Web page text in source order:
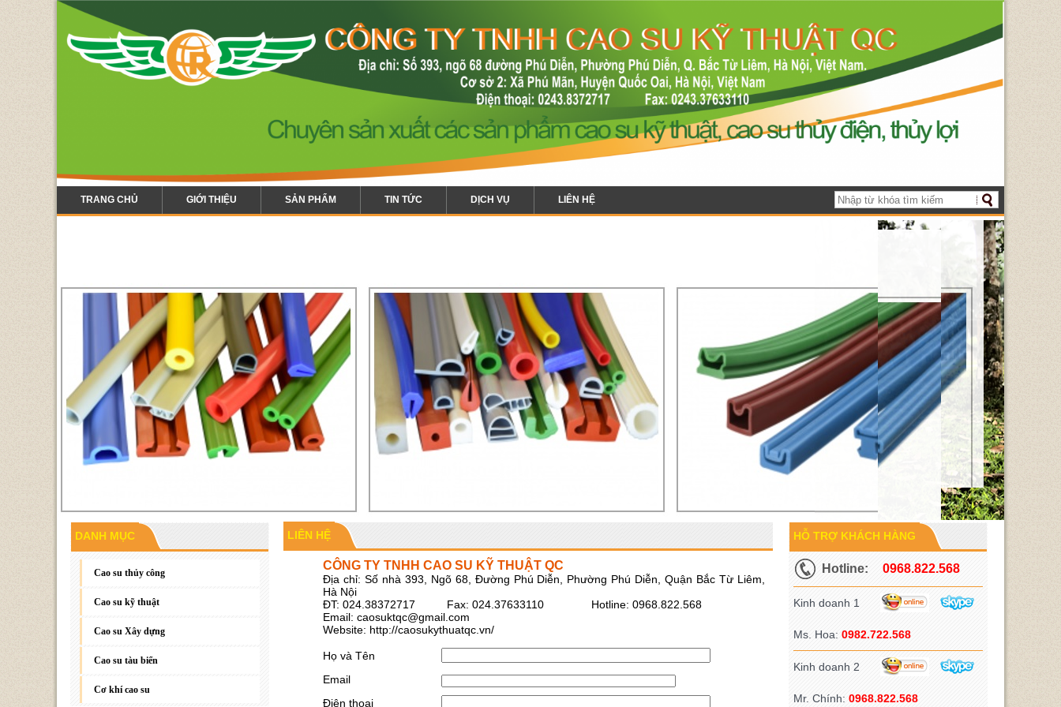
TRANG CHỦ GIỚI THIỆU SẢN PHẨM TIN TỨC DỊCH VỤ LIÊN HỆ
DANH MỤC
Cao su thủy công
Cao su kỹ thuật
Cao su Xây dựng
Cao su tàu biển
Cơ khí cao su
Gioăng đáy, gioăng phẳng
LIÊN HỆ
CÔNG TY TNHH CAO SU KỸ THUẬT QC
Địa chỉ: Số nhà 393, Ngõ 68, Đường Phú Diễn, Phường Phú Diễn, Quận Bắc Từ Liêm,
Hà Nội
ĐT: 024.38372717 Fax: 024.37633110 Hotline: 0968.822.568
Email: caosuktqc@gmail.com
Website: http://caosukythuatqc.vn/
Họ và Tên
Email
Điện thoại
HỖ TRỢ KHÁCH HÀNG
Hotline: 0968.822.568
Kinh doanh 1
Ms. Hoa: 0982.722.568
Kinh doanh 2
Mr. Chính: 0968.822.568